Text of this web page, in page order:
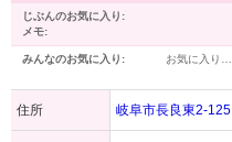
じぶんのお気に入り:
メモ:
みんなのお気に入り: お気に入り…
住所 岐阜市長良東2-125